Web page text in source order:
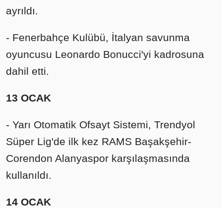
ayrıldı.
- Fenerbahçe Kulübü, İtalyan savunma
oyuncusu Leonardo Bonucci'yi kadrosuna
dahil etti.
13 OCAK
- Yarı Otomatik Ofsayt Sistemi, Trendyol
Süper Lig'de ilk kez RAMS Başakşehir-
Corendon Alanyaspor karşılaşmasında
kullanıldı.
14 OCAK